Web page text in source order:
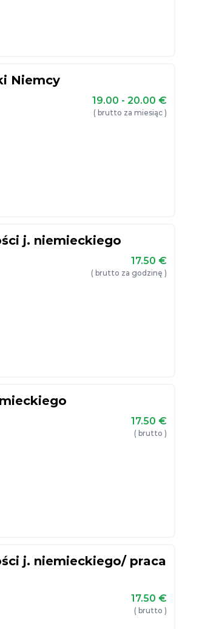
Niemcy
19.00 - 20.00 €
( brutto za miesiąc )
j. niemieckiego
17.50 €
( brutto za godzinę )
17.50 €
( brutto )
j. niemieckiego/ praca
17.50 €
( brutto )